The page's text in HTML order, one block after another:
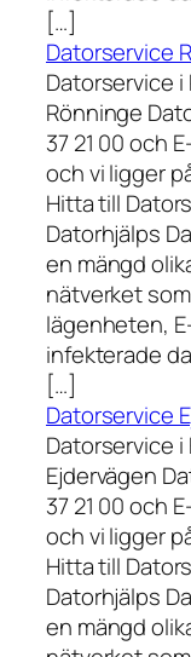
[…]
Datorservice
Datorservice
Rönninge
37 21 00 och
och vi ligger
Hitta till
Datorhjälps
en mängd
nätverket
lägenheten,
infekterade
[…]
Datorservice
Datorservice i
Ejdervägen
37 21 00 och
och vi ligger
Hitta till
Datorhjälps
en mängd